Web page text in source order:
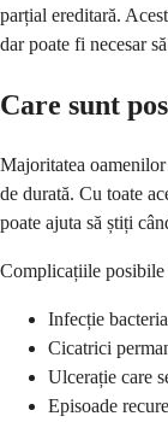
parțial ereditară.
dar poate fi necesar
Care sunt
Majoritatea
de durată. Cu toate
poate ajuta să știți
Complicațiile
Infecție
Cicatrici
Ulcerație care
Episoade